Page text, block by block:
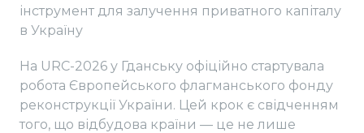
інструмент для залучення приватного капіталу
в Україну
На URC-2026 у Гданську офіційно стартувала
робота Європейського флагманського фонду
реконструкції України. Цей крок є свідченням
того, що відбудова країни — це не лише